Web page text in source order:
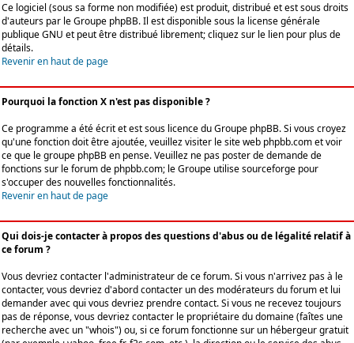
Ce logiciel (sous sa forme non modifiée) est produit, distribué et est sous droits
d'auteurs par leGroupe phpBB. Il est disponible sous la license générale
publique GNU et peut être distribué librement; cliquez sur le lien pour plus de
détails.
Revenir en haut de page
Pourquoi la fonction X n'est pas disponible ?
Ce programme a été écrit et est sous licence du Groupe phpBB. Si vous croyez
qu'une fonction doit être ajoutée, veuillez visiter le site web phpbb.com et voir
ce que le groupe phpBB en pense. Veuillez ne pas poster de demande de
fonctions sur le forum de phpbb.com; le Groupe utilise sourceforge pour
s'occuper des nouvelles fonctionnalités.
Revenir en haut de page
Qui dois-je contacter à propos des questions d'abus ou de légalité relatif à
ce forum ?
Vous devriez contacter l'administrateur de ce forum. Si vous n'arrivez pas à le
contacter, vous devriez d'abord contacter un des modérateurs du forum et lui
demander avec qui vous devriez prendre contact. Si vous ne recevez toujours
pas de réponse, vous devriez contacter le propriétaire du domaine (faîtes une
recherche avec un "whois") ou, si ce forum fonctionne sur un hébergeur gratuit